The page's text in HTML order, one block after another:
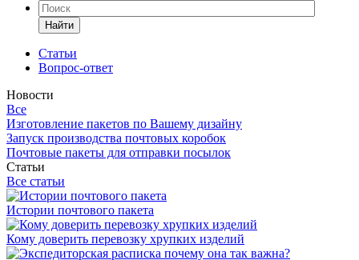
Найти
Статьи
Вопрос-ответ
Новости
Все
Изготовление пакетов по Вашему дизайну
Запуск производства почтовых коробок
Почтовые пакеты для отправки посылок
Статьи
Все статьи
Истории почтового пакета
Кому доверить перевозку хрупких изделий